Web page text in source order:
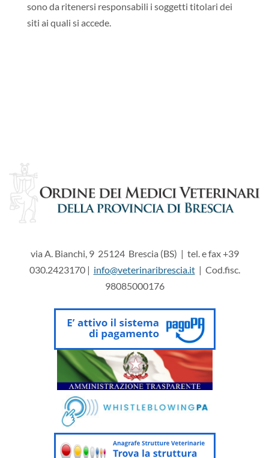
sono da ritenersi responsabili i soggetti titolari dei
siti ai quali si accede.
via A. Bianchi, 9 25124 Brescia (BS) | tel. e fax +39
030.2423170 | info@veterinaribrescia.it| Cod.fisc.
98085000176